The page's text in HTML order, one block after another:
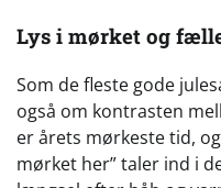
Lys i mørket og
Som de fleste gode
også om kontrasten
er årets mørkeste tid,
mørket her” taler ind i